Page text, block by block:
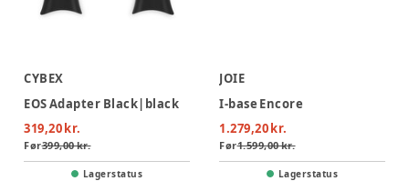
CYBEX
EOS Adapter Black|black
319,20 kr.
Før399,00 kr.
Lagerstatus
JOIE
I-base Encore
1.279,20 kr.
Før1.599,00 kr.
Lagerstatus